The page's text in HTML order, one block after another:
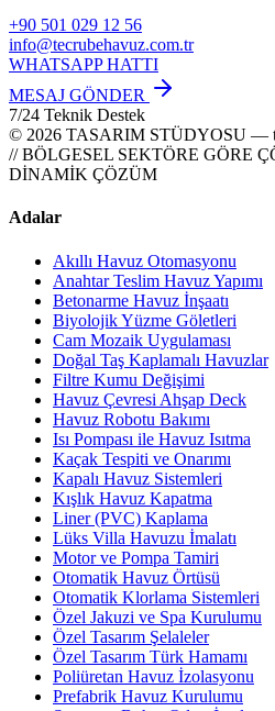
+90 501 029 12 56
info@tecrubehavuz.com.tr
WHATSAPP HATTI
MESAJ GÖNDER
7/24 Teknik Destek
© 2026 TASARIM STÜDYOSU —
// BÖLGESEL SEKTÖRE GÖRE
DİNAMİK ÇÖZÜM
Adalar
Akıllı Havuz Otomasyonu
Anahtar Teslim Havuz Yapımı
Betonarme Havuz İnşaatı
Biyolojik Yüzme Göletleri
Cam Mozaik Uygulaması
Doğal Taş Kaplamalı Havuzlar
Filtre Kumu Değişimi
Havuz Çevresi Ahşap Deck
Havuz Robotu Bakımı
Isı Pompası ile Havuz Isıtma
Kaçak Tespiti ve Onarımı
Kapalı Havuz Sistemleri
Kışlık Havuz Kapatma
Liner (PVC) Kaplama
Lüks Villa Havuzu İmalatı
Motor ve Pompa Tamiri
Otomatik Havuz Örtüsü
Otomatik Klorlama Sistemleri
Özel Jakuzi ve Spa Kurulumu
Özel Tasarım Şelaleler
Özel Tasarım Türk Hamamı
Poliüretan Havuz İzolasyonu
Prefabrik Havuz Kurulumu